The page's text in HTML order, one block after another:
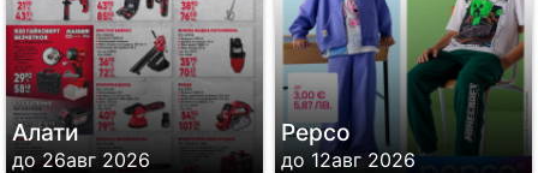
Алати
до 26авг 2026
Pepco
до 12авг 2026